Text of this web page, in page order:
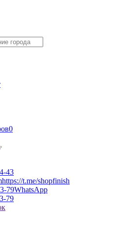
0
43
https://t.me/shopfinish
79WhatsApp
79